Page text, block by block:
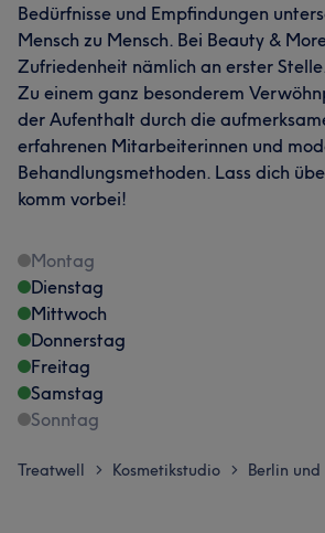
Bedürfnisse und Empfindungen
Mensch zu Mensch. Bei Beauty &
Zufriedenheit nämlich an erster Stelle.
Zu einem ganz besonderem
der Aufenthalt durch die
erfahrenen Mitarbeiterinnen und
Behandlungsmethoden. Lass dich
komm vorbei!
Montag
Dienstag
Mittwoch
Donnerstag
Freitag
Samstag
Sonntag
Treatwell > Kosmetikstudio > Berlin